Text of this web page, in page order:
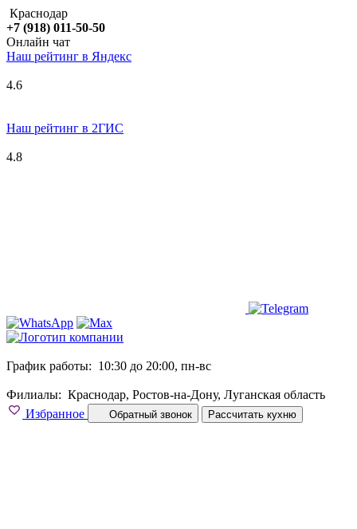
Краснодар
+7 (918) 011-50-50
Онлайн чат
Наш рейтинг в Яндекс
4.6
Наш рейтинг в 2ГИС
4.8
График работы: 10:30 до 20:00, пн-вс
Филиалы: Краснодар, Ростов-на-Дону, Луганская область
Избранное
Обратный звонок Рассчитать кухню